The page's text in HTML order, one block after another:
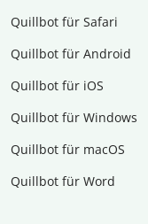
Quillbot für Safari
Quillbot für Android
Quillbot für iOS
Quillbot für Windows
Quillbot für macOS
Quillbot für Word